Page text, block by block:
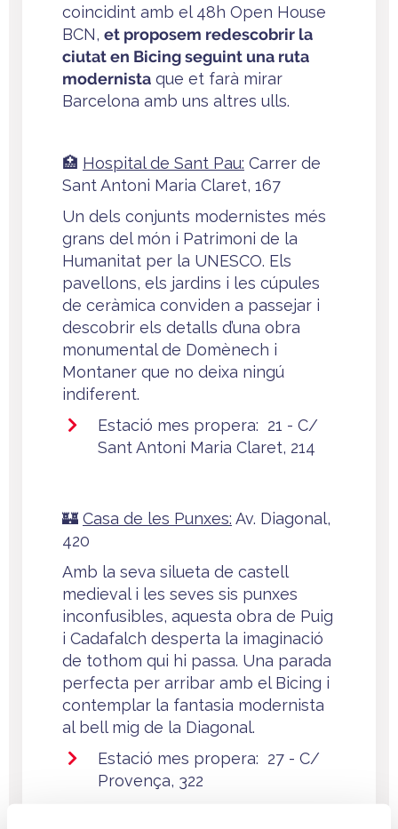
coincidint amb el 48h Open House
BCN, et proposem redescobrir la
ciutat en Bicing seguint una ruta
modernista que et farà mirar
Barcelona amb uns altres ulls.
🏥 Hospital de Sant Pau: Carrer de
Sant Antoni Maria Claret, 167
Un dels conjunts modernistes més
grans del món i Patrimoni de la
Humanitat per la UNESCO. Els
pavellons, els jardins i les cúpules
de ceràmica conviden a passejar i
descobrir els detalls d’una obra
monumental de Domènech i
Montaner que no deixa ningú
indiferent.
Estació mes propera: 21 - C/
Sant Antoni Maria Claret, 214
🏰 Casa de les Punxes: Av. Diagonal,
420
Amb la seva silueta de castell
medieval i les seves sis punxes
inconfusibles, aquesta obra de Puig
i Cadafalch desperta la imaginació
de tothom qui hi passa. Una parada
perfecta per arribar amb el Bicing i
contemplar la fantasia modernista
al bell mig de la Diagonal.
Estació mes propera: 27 - C/
Provença, 322